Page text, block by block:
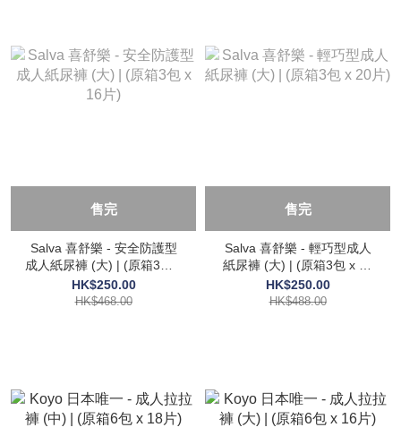
售完
Salva 喜舒樂 - 安全防護型
成人紙尿褲 (大) | (原箱3包 x
16片)
HK$250.00
HK$468.00
售完
Salva 喜舒樂 - 輕巧型成人
紙尿褲 (大) | (原箱3包 x 20
片)
HK$250.00
HK$488.00